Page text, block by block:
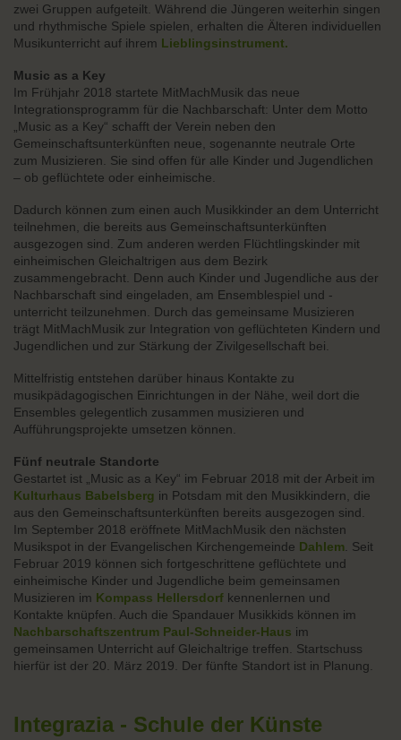
zwei Gruppen aufgeteilt. Während die Jüngeren weiterhin singen
und rhythmische Spiele spielen, erhalten die Älteren individuellen
Musikunterricht auf ihrem Lieblingsinstrument.
Music as a Key
Im Frühjahr 2018 startete MitMachMusik das neue
Integrationsprogramm für die Nachbarschaft: Unter dem Motto
„Music as a Key“ schafft der Verein neben den
Gemeinschaftsunterkünften neue, sogenannte neutrale Orte
zum Musizieren. Sie sind offen für alle Kinder und Jugendlichen
– ob geflüchtete oder einheimische.
Dadurch können zum einen auch Musikkinder an dem Unterricht
teilnehmen, die bereits aus Gemeinschaftsunterkünften
ausgezogen sind. Zum anderen werden Flüchtlingskinder mit
einheimischen Gleichaltrigen aus dem Bezirk
zusammengebracht. Denn auch Kinder und Jugendliche aus der
Nachbarschaft sind eingeladen, am Ensemblespiel und -
unterricht teilzunehmen. Durch das gemeinsame Musizieren
trägt MitMachMusik zur Integration von geflüchteten Kindern und
Jugendlichen und zur Stärkung der Zivilgesellschaft bei.
Mittelfristig entstehen darüber hinaus Kontakte zu
musikpädagogischen Einrichtungen in der Nähe, weil dort die
Ensembles gelegentlich zusammen musizieren und
Aufführungsprojekte umsetzen können.
Fünf neutrale Standorte
Gestartet ist „Music as a Key“ im Februar 2018 mit der Arbeit im
Kulturhaus Babelsberg in Potsdam mit den Musikkindern, die
aus den Gemeinschaftsunterkünften bereits ausgezogen sind.
Im September 2018 eröffnete MitMachMusik den nächsten
Musikspot in der Evangelischen Kirchengemeinde Dahlem . Seit
Februar 2019 können sich fortgeschrittene geflüchtete und
einheimische Kinder und Jugendliche beim gemeinsamen
Musizieren im Kompass Hellersdorf kennenlernen und
Kontakte knüpfen. Auch die Spandauer Musikkids können im
Nachbarschaftszentrum Paul-Schneider-Haus im
gemeinsamen Unterricht auf Gleichaltrige treffen. Startschuss
hierfür ist der 20. März 2019. Der fünfte Standort ist in Planung.
Integrazia - Schule der Künste